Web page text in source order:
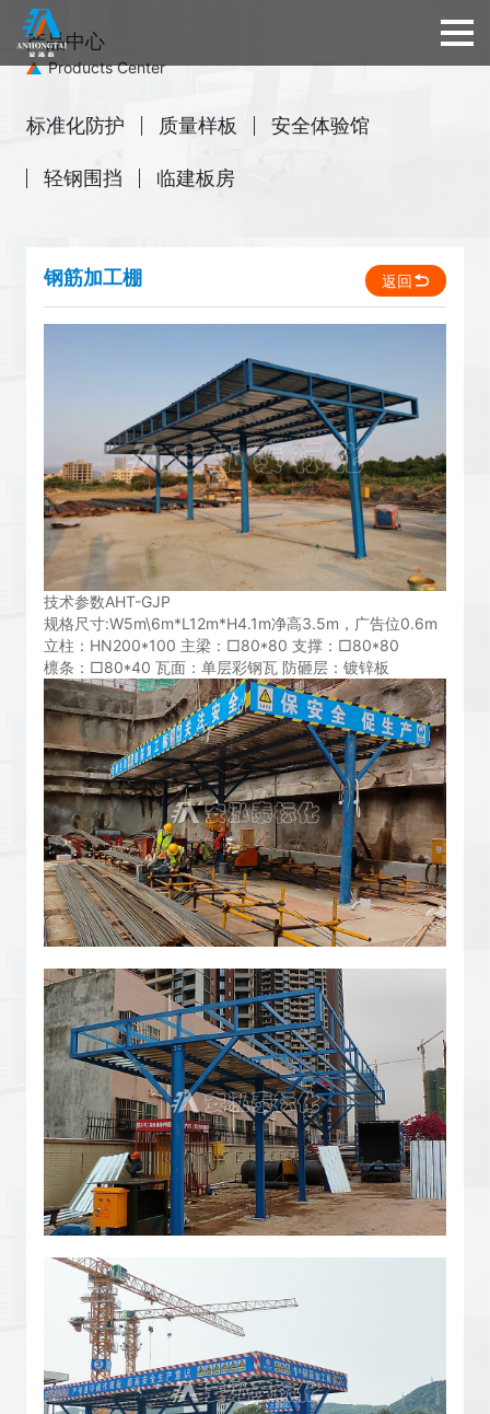
产品中心
Products Center
标准化防护 质量样板 安全体验馆
轻钢围挡 临建板房
返回
钢筋加工棚
技术参数AHT-GJP
规格尺寸:W5m\6m*L12m*H4.1m净高3.5m，广告位0.6m
立柱：HN200*100 主梁：□80*80 支撑：□80*80
檩条：□80*40 瓦面：单层彩钢瓦 防砸层：镀锌板